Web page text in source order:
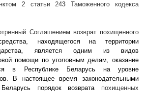
2 статьи 243 Таможенного кодекса
Соглашением возврат похищенного
средства, находящегося на территории
является одним из видов
помощи по уголовным делам, оказание
в Республике Беларусь на уровне
В настоящее время законодательными
порядок возврата похищенных